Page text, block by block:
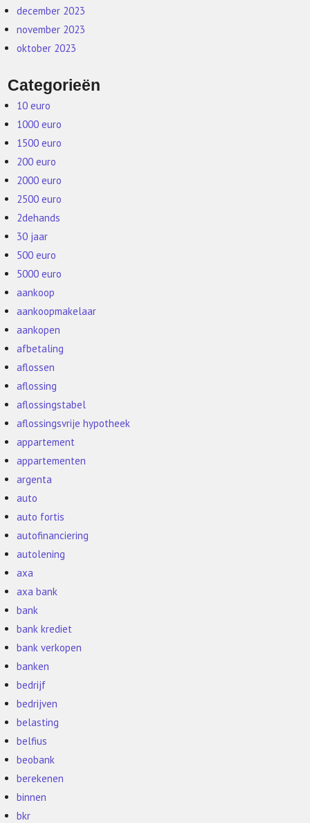
december 2023
november 2023
oktober 2023
Categorieën
10 euro
1000 euro
1500 euro
200 euro
2000 euro
2500 euro
2dehands
30 jaar
500 euro
5000 euro
aankoop
aankoopmakelaar
aankopen
afbetaling
aflossen
aflossing
aflossingstabel
aflossingsvrije hypotheek
appartement
appartementen
argenta
auto
auto fortis
autofinanciering
autolening
axa
axa bank
bank
bank krediet
bank verkopen
banken
bedrijf
bedrijven
belasting
belfius
beobank
berekenen
binnen
bkr